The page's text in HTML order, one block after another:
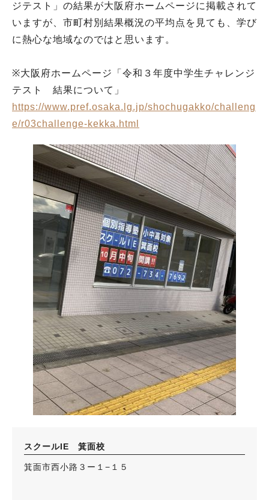
ジテスト」の結果が大阪府ホームページに掲載されて
いますが、市町村別結果概況の平均点を見ても、学び
に熱心な地域なのではと思います。
※大阪府ホームページ「令和３年度中学生チャレンジ
テスト 結果について」
https://www.pref.osaka.lg.jp/shochugakko/challeng
e/r03challenge-kekka.html
スクールIE 箕面校
箕面市西小路３ー１−１５